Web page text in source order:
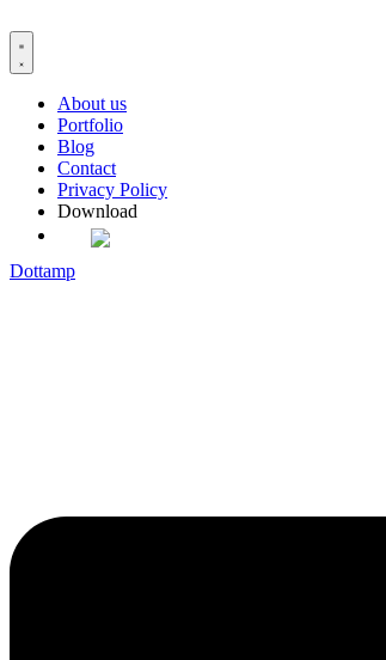
to
content
About us
Portfolio
Blog
Contact
Privacy Policy
Download
Dottamp